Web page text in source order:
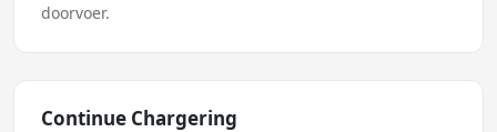
doorvoer.
Continue Chargering